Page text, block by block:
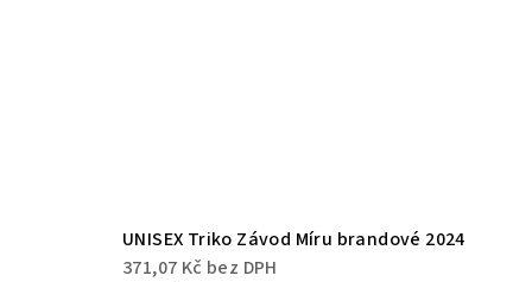
UNISEX Triko Závod Míru brandové 2024
371,07 Kč bez DPH